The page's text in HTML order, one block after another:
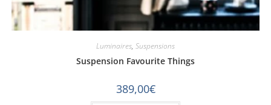
Luminaires, Suspensions
Suspension Favourite Things
389,00€